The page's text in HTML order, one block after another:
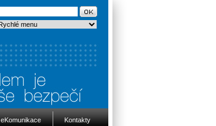
eKomunikace Kontakty